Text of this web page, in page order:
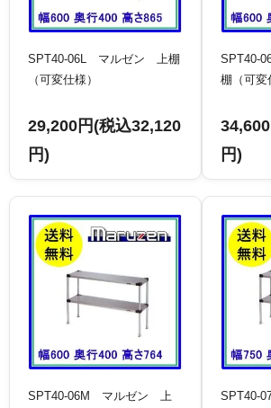
SPT40-06L マルゼン 上棚
（可変仕様）
29,200円(税込32,120
円)
SPT40-
棚（可変
円)
SPT40-06M マルゼン 上
SPT40-